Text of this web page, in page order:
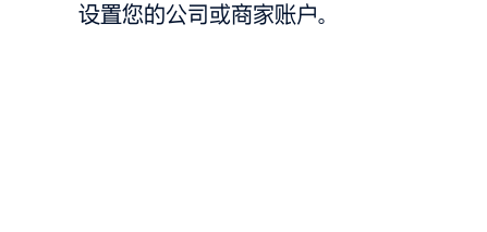
设置您的公司或商家账户。